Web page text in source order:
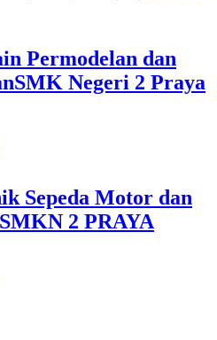
Permodelan dan
Negeri 2 Praya
Sepeda Motor dan
2 PRAYA